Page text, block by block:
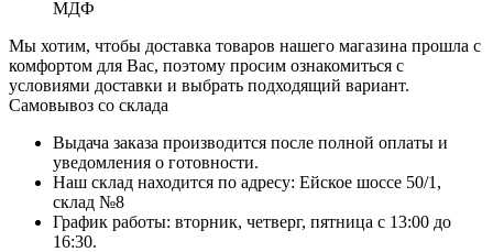
МДФ
Мы хотим, чтобы доставка товаров нашего магазина прошла с
комфортом для Вас, поэтому просим ознакомиться с
условиями доставки и выбрать подходящий вариант.
Самовывоз со склада
Выдача заказа производится после полной оплаты и
уведомления о готовности.
Наш склад находится по адресу: Ейское шоссе 50/1,
склад №8
График работы: вторник, четверг, пятница с 13:00 до
16:30.